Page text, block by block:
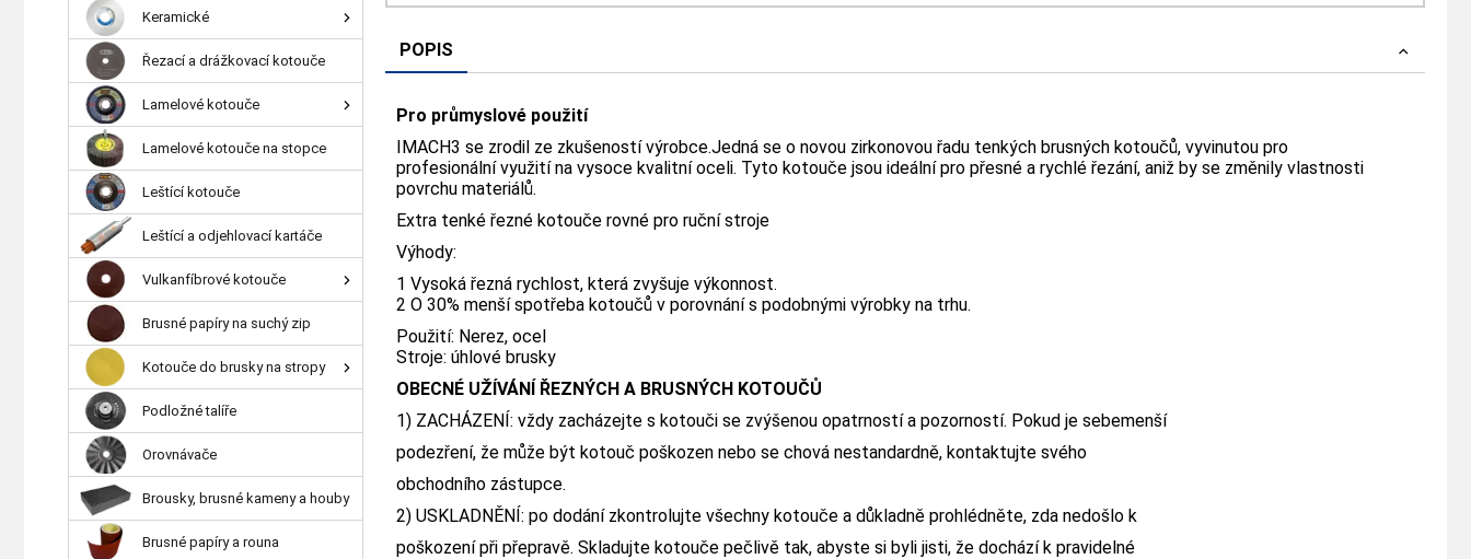
POPIS
Pro průmyslové použití
IMACH3 se zrodil ze zkušeností výrobce.Jedná se o novou zirkonovou řadu tenkých brusných kotoučů, vyvinutou pro
profesionální využití na vysoce kvalitní oceli. Tyto kotouče jsou ideální pro přesné a rychlé řezání, aniž by se změnily vlastnosti
povrchu materiálů.
Extra tenké řezné kotouče rovné pro ruční stroje
Výhody:
1 Vysoká řezná rychlost, která zvyšuje výkonnost.
2 O 30% menší spotřeba kotoučů v porovnání s podobnými výrobky na trhu.
Použití: Nerez, ocel
Stroje: úhlové brusky
OBECNÉ UŽÍVÁNÍ ŘEZNÝCH A BRUSNÝCH KOTOUČŮ
1) ZACHÁZENÍ: vždy zacházejte s kotouči se zvýšenou opatrností a pozorností. Pokud je sebemenší
podezření, že může být kotouč poškozen nebo se chová nestandardně, kontaktujte svého
obchodního zástupce.
2) USKLADNĚNÍ: po dodání zkontrolujte všechny kotouče a důkladně prohlédněte, zda nedošlo k
poškození při přepravě. Skladujte kotouče pečlivě tak, abyste si byli jisti, že dochází k pravidelné
Keramické
Řezací a drážkovací kotouče
Lamelové kotouče
Lamelové kotouče na stopce
Leštící kotouče
Leštící a odjehlovací kartáče
Vulkanfíbrové kotouče
Brusné papíry na suchý zip
Kotouče do brusky na stropy
Podložné talíře
Orovnávače
Brousky, brusné kameny a houby
Brusné papíry a rouna